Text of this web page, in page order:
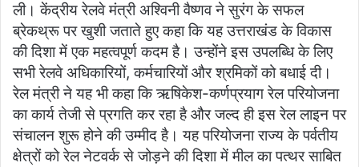
ली। केंद्रीय रेलवे मंत्री अश्विनी वैष्णव ने सुरंग के सफल
ब्रेकथ्रू पर खुशी जताते हुए कहा कि यह उत्तराखंड के विकास
की दिशा में एक महत्वपूर्ण कदम है। उन्होंने इस उपलब्धि के लिए
सभी रेलवे अधिकारियों, कर्मचारियों और श्रमिकों को बधाई दी।
रेल मंत्री ने यह भी कहा कि ऋषिकेश-कर्णप्रयाग रेल परियोजना
का कार्य तेजी से प्रगति कर रहा है और जल्द ही इस रेल लाइन पर
संचालन शुरू होने की उम्मीद है। यह परियोजना राज्य के पर्वतीय
क्षेत्रों को रेल नेटवर्क से जोड़ने की दिशा में मील का पत्थर साबित